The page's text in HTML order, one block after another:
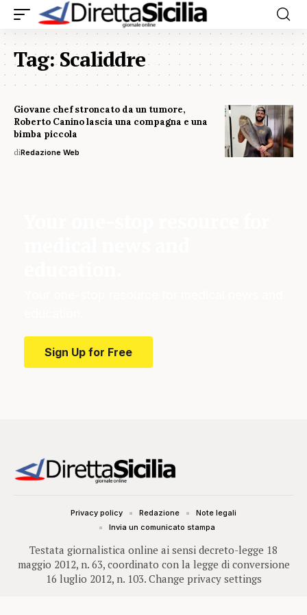
Tag:Scaliddre
Giovane chef stroncato da un tumore,
Roberto Canino lascia una compagna e una
bimba piccola
diRedazione Web
Sign Up for Free
Testata giornalistica online ai sensi decreto-legge 18
maggio 2012, n. 63, coordinato con la legge di conversione
16 luglio 2012, n. 103. Change privacy settings
Privacy policy Redazione
Note legali
Invia un comunicato stampa